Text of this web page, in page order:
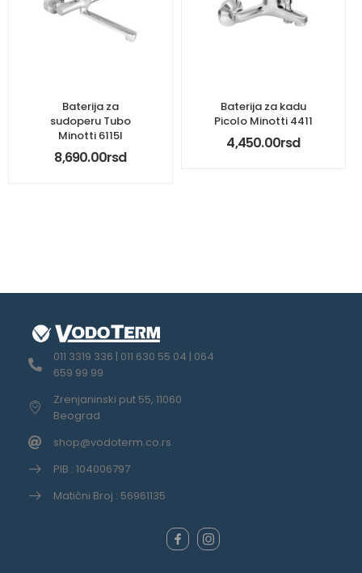
Baterija za
sudoperu Tubo
Minotti 6115l
8,690.00rsd
Baterija za kadu
Picolo Minotti 4411
4,450.00rsd
011 3319 336 | 011 630 55 04 | 064
659 99 99
Zrenjaninski put 55, 11060
Beograd
shop@vodoterm.co.rs
PIB : 104006797
Matični Broj : 56961135